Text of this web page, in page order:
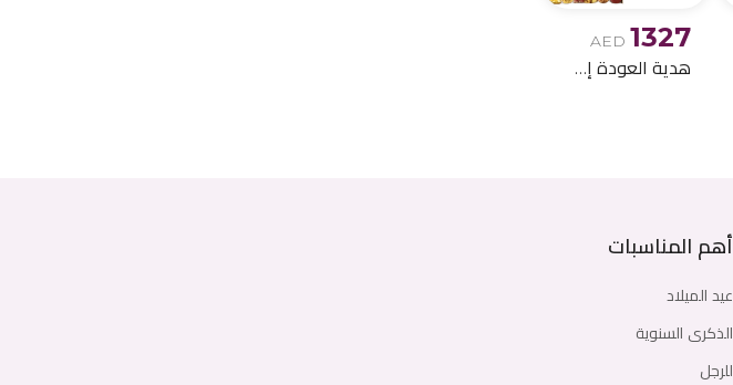
AED 1327
هدية العودة إلى المنزل الرائعة 17
أهم المناسبات
عيد الميلاد
الذكرى السنوية
للرجل